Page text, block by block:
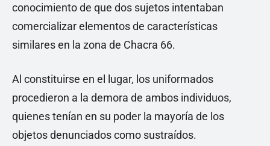
conocimiento de que dos sujetos intentaban
comercializar elementos de características
similares en la zona de Chacra 66.
Al constituirse en el lugar, los uniformados
procedieron a la demora de ambos individuos,
quienes tenían en su poder la mayoría de los
objetos denunciados como sustraídos.